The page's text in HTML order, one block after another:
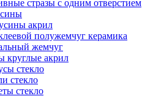
стразы с одним отверстием
акрил
полужемчуг керамика
жемчуг
круглые акрил
стекло
стекло
стекло